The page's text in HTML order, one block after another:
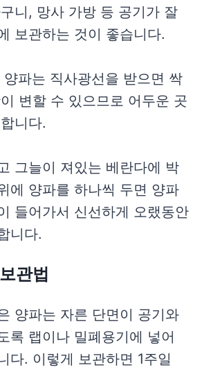
니, 망사 가방 등 공기가 잘
보관하는 것이 좋습니다.
양파는 직사광선을 받으면 싹
변할 수 있으므로 어두운 곳
니다.
그늘이 져있는 베란다에 박
에 양파를 하나씩 두면 양파
들어가서 신선하게 오랬동안
니다.
관법
양파는 자른 단면이 공기와
록 랩이나 밀폐용기에 넣어
다. 이렇게 보관하면 1주일